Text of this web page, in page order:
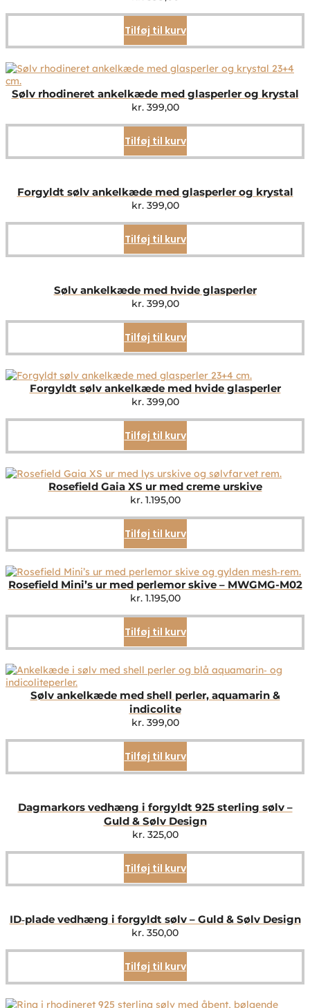
Tilføj til kurv
Sølv rhodineret ankelkæde med glasperler og krystal
kr.399,00
Tilføj til kurv
Forgyldt sølv ankelkæde med glasperler og krystal
kr.399,00
Tilføj til kurv
Sølv ankelkæde med hvide glasperler
kr.399,00
Tilføj til kurv
Forgyldt sølv ankelkæde med hvide glasperler
kr.399,00
Tilføj til kurv
Rosefield Gaia XS ur med creme urskive
kr.1.195,00
Tilføj til kurv
Rosefield Mini’s ur med perlemor skive – MWGMG-M02
kr.1.195,00
Tilføj til kurv
Sølv ankelkæde med shell perler, aquamarin &
indicolite
kr.399,00
Tilføj til kurv
Dagmarkors vedhæng i forgyldt 925 sterling sølv –
Guld & Sølv Design
kr.325,00
Tilføj til kurv
ID‑plade vedhæng i forgyldt sølv – Guld & Sølv Design
kr. 350,00
Tilføj til kurv